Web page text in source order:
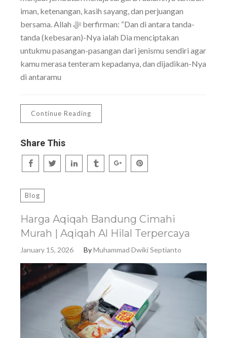
iman, ketenangan, kasih sayang, dan perjuangan
bersama. Allah ﷻ berfirman: “Dan di antara tanda-
tanda (kebesaran)-Nya ialah Dia menciptakan
untukmu pasangan-pasangan dari jenismu sendiri agar
kamu merasa tenteram kepadanya, dan dijadikan-Nya
di antaramu
Continue Reading
Share This
Blog
Harga Aqiqah Bandung Cimahi
Murah | Aqiqah Al Hilal Terpercaya
January 15, 2026 ByMuhammad Dwiki Septianto